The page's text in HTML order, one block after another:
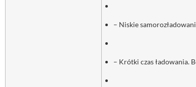
– Niskie
– Krótki czas ładowania.